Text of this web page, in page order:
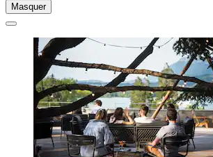
Masquer